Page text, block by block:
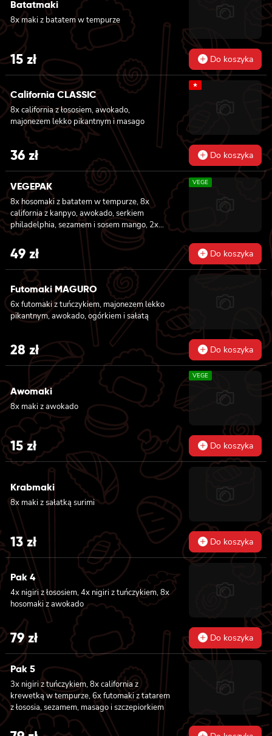
Batatmaki
8x maki z batatem w tempurze
15zł Do koszyka
California CLASSIC
8x california z łososiem, awokado,
majonezem lekko pikantnym i masago
★
36 zł Do koszyka
VEGEPAK
8x hosomaki z batatem w tempurze, 8x
california z kanpyo, awokado, serkiem
philadelphia, sezamem i sosem mango, 2x
nigiri z awokado i sosem mango
VEGE
49 zł Do koszyka
Futomaki MAGURO
6x futomaki z tuńczykiem, majonezem lekko
pikantnym, awokado, ogórkiem i sałatą
28 zł Do koszyka
Awomaki
8x maki z awokado
VEGE
15zł Do koszyka
Krabmaki
8x maki z sałatką surimi
13zł Do koszyka
Pak 4
4x nigiri z łososiem, 4x nigiri z tuńczykiem, 8x
hosomaki z awokado
79zł Do koszyka
Pak 5
3x nigiri z tuńczykiem, 8x california z
krewetką w tempurze, 6x futomaki z tatarem
z łososia, sezamem, masago i szczepiorkiem